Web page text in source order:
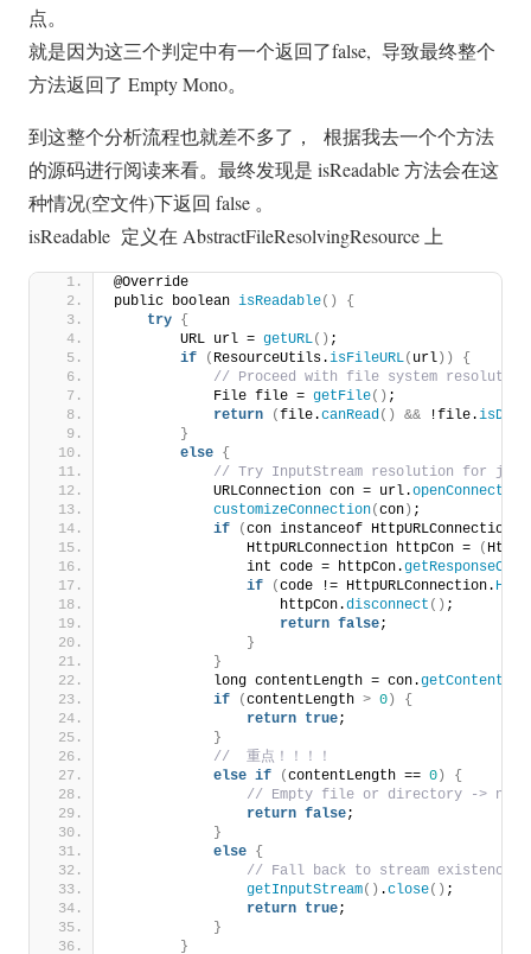
点。
就是因为这三个判定中有一个返回了false, 导致最终整个
方法返回了 Empty Mono。
到这整个分析流程也就差不多了， 根据我去一个个方法
的源码进行阅读来看。最终发现是 isReadable 方法会在这
种情况(空文件)下返回 false 。
isReadable 定义在 AbstractFileResolvingResource 上
@Override
public boolean isReadable()
{
try {
        URL url =
getURL() ;
if
( ResourceUtils.isFileURL( url ))
{
// Proceed with file system resolution
            File file =
getFile() ;
return
(file.canRead() && !file.
}
else {
// Try InputStream resolution for jar
            URLConnection con = url.
openConnection
customizeConnection(con ) ;
if
(con instanceof HttpURLConnection
                HttpURLConnection httpCon =
(
                int code = httpCon.
getResponseCode
if
(code != HttpURLConnection.
                    httpCon.
disconnect () ;
return false;
}
}
            long contentLength = con.
if
(contentLength > 0 )
{
return true;
}
//  重点！！！！
else if (contentLength == 0 )
{
// Empty file or directory -> not
return false;
}
else {
// Fall back to stream existence:
getInputStream() .close() ;
return true;
}
}